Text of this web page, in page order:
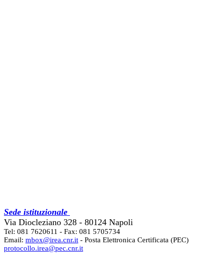
Sede istituzionale
Via Diocleziano 328 - 80124 Napoli
Tel: 081 7620611 - Fax: 081 5705734
Email: mbox@irea.cnr.it - Posta Elettronica Certificata (PEC)
protocollo.irea@pec.cnr.it